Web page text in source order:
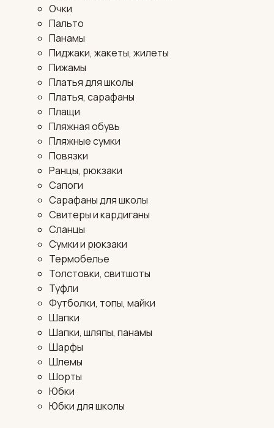
Очки
Пальто
Панамы
Пиджаки, жакеты, жилеты
Пижамы
Платья для школы
Платья, сарафаны
Плащи
Пляжная обувь
Пляжные сумки
Повязки
Ранцы, рюкзаки
Сапоги
Сарафаны для школы
Свитеры и кардиганы
Сланцы
Сумки и рюкзаки
Термобелье
Толстовки, свитшоты
Туфли
Футболки, топы, майки
Шапки
Шапки, шляпы, панамы
Шарфы
Шлемы
Шорты
Юбки
Юбки для школы